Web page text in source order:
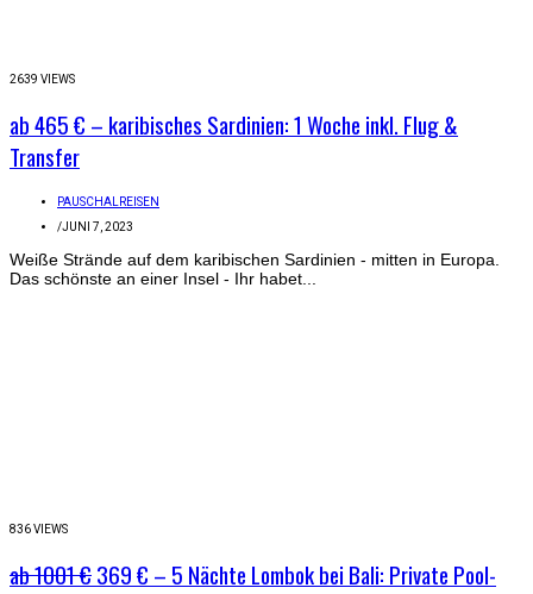
2639 VIEWS
ab 465 € – karibisches Sardinien: 1 Woche inkl. Flug &
Transfer
PAUSCHALREISEN
/JUNI 7, 2023
Weiße Strände auf dem karibischen Sardinien - mitten in Europa.
Das schönste an einer Insel - Ihr habet...
836 VIEWS
ab 1001 €369 € – 5 Nächte Lombok bei Bali: Private Pool-